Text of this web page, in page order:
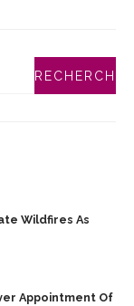
Wildfires As
Appointment Of